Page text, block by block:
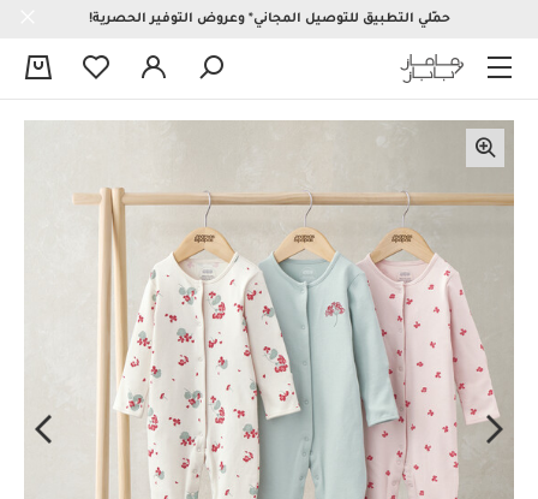
حمّلي التطبيق للتوصيل المجاني* وعروض التوفير الحصرية!